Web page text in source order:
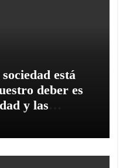
está
deber es
y las